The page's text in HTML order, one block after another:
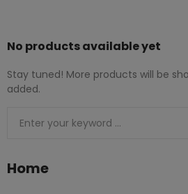
No products available yet
Stay tuned! More products will be
added.
Home